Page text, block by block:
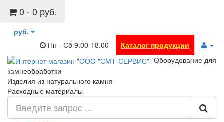
0 - 0 руб.
руб.
Пн - Сб 9.00-18.00
Каталог продукции
Оборудование для
камнеобработки
Изделия из натурального камня
Расходные материалы